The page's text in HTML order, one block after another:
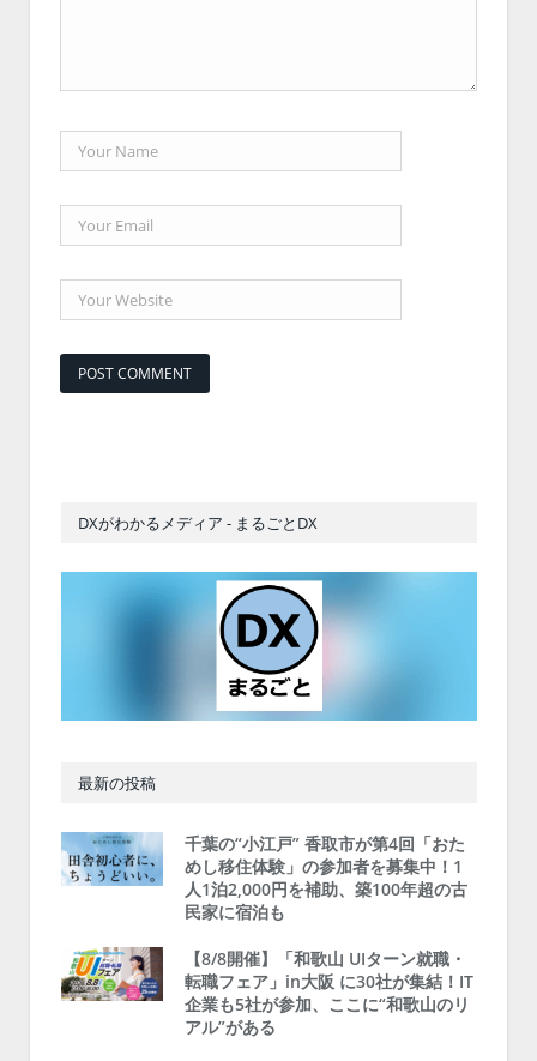
DXがわかるメディア - まるごとDX
最新の投稿
千葉の“小江戸” 香取市が第4回「おた
めし移住体験」の参加者を募集中！1
人1泊2,000円を補助、築100年超の古
民家に宿泊も
【8/8開催】「和歌山 UIターン就職・
転職フェア」in大阪 に30社が集結！IT
企業も5社が参加、ここに“和歌山のリ
アル”がある